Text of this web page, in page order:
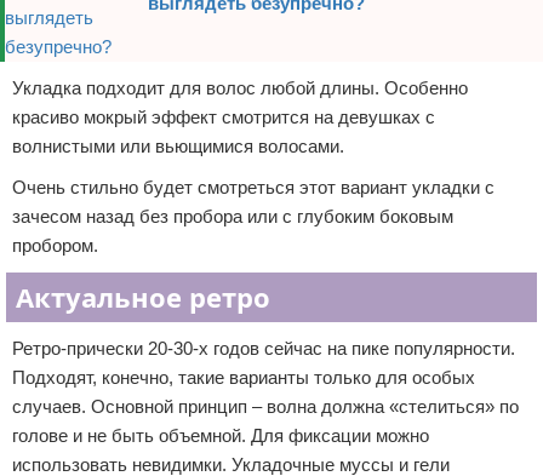
Укладка подходит для волос любой длины. Особенно
красиво мокрый эффект смотрится на девушках с
волнистыми или вьющимися волосами.
Очень стильно будет смотреться этот вариант укладки с
зачесом назад без пробора или с глубоким боковым
пробором.
Актуальное ретро
Ретро-прически 20-30-х годов сейчас на пике популярности.
Подходят, конечно, такие варианты только для особых
случаев. Основной принцип – волна должна «стелиться» по
голове и не быть объемной. Для фиксации можно
использовать невидимки. Укладочные муссы и гели